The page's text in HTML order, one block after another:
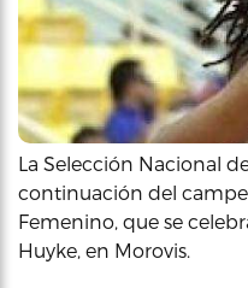
La Selección Nacional
continuación del
Femenino, que se
Huyke, en Morovis.